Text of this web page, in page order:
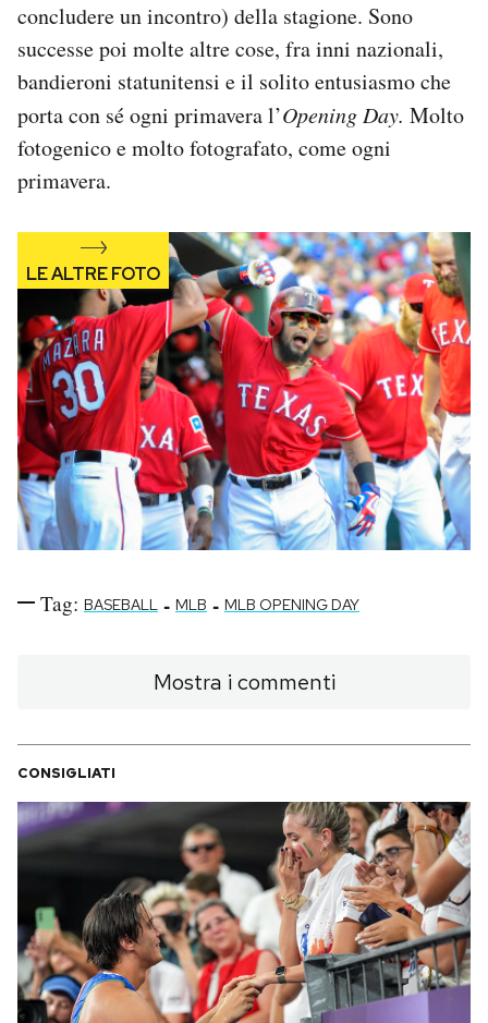
concludere un incontro) della stagione. Sono
successe poi molte altre cose, fra inni nazionali,
bandieroni statunitensi e il solito entusiasmo che
porta con sé ogni primavera l’Opening Day. Molto
fotogenico e molto fotografato, come ogni
primavera.
Tag: BASEBALL - MLB - MLB OPENING DAY
Mostra i commenti
CONSIGLIATI